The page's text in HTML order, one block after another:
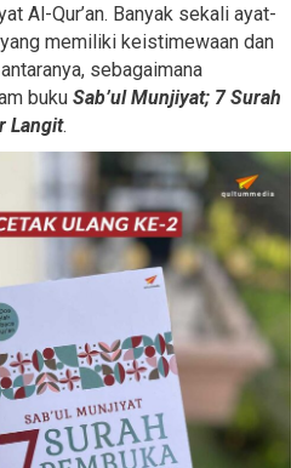
Al-Qur’an. Banyak sekali ayat-
yang memiliki keistimewaan dan
sebagaimana
buku Sab’ul Munjiyat; 7 Surah
Langit.